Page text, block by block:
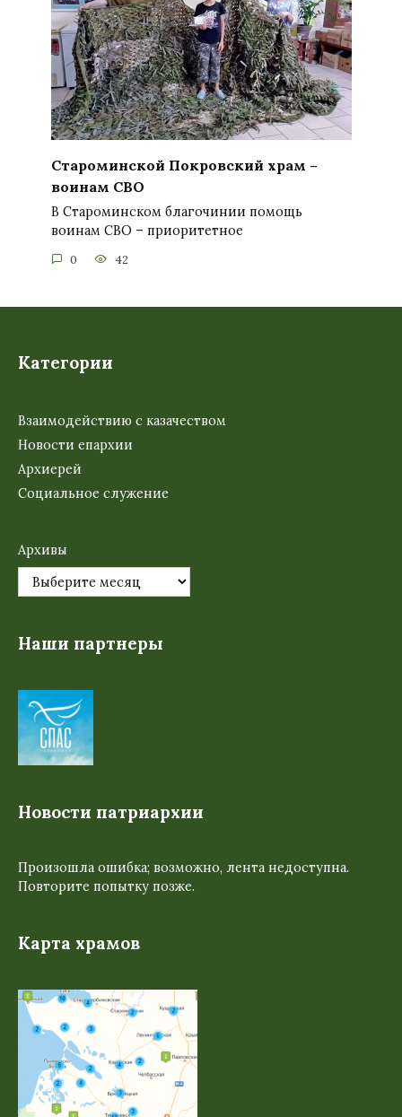
Староминской Покровский храм –
воинам СВО
В Староминском благочинии помощь
воинам СВО – приоритетное
0 42
Категории
Взаимодействию с казачеством
Новости епархии
Архиерей
Социальное служение
Архивы
Наши партнеры
Новости патриархии
Произошла ошибка; возможно, лента недоступна.
Повторите попытку позже.
Карта храмов